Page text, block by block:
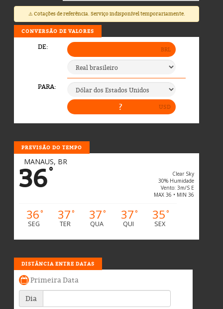
⚠️ Cotações de referência. Serviço indisponível temporariamente.
CONVERSÃO DE VALORES
PREVISÃO DO TEMPO
MANAUS, BR
36°
Clear Sky
30% Humidade
Vento: 3m/s E
MAX 36 • MIN 36
36°
SEG
37°
TER
37°
QUA
37°
QUI
35°
SEX
DISTÂNCIA ENTRE DATAS